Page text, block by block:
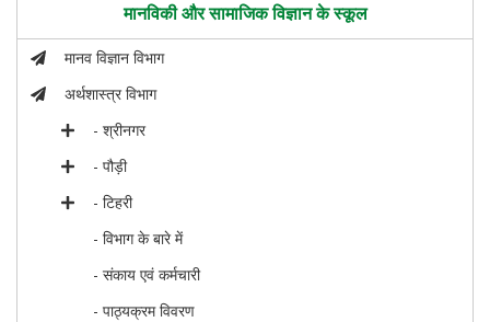
मानविकी और सामाजिक विज्ञान के स्कूल
मानव विज्ञान विभाग
अर्थशास्त्र विभाग
- श्रीनगर
- पौड़ी
- टिहरी
- विभाग के बारे में
- संकाय एवं कर्मचारी
- पाठ्यक्रम विवरण